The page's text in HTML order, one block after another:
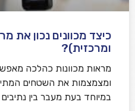
כיצד מכוונים נכון את
ומרכזית)?
מראות מכוונות כהלכה
ומצמצמות את השטחים
במיוחד בעת מעבר בין נתיבים